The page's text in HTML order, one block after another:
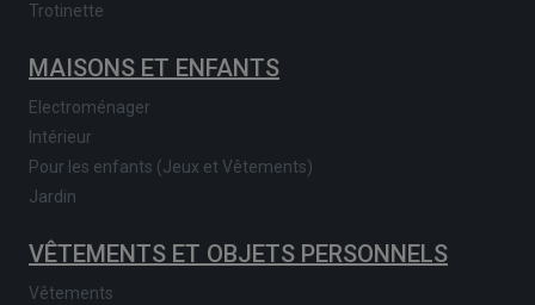
Trotinette
MAISONS ET ENFANTS
Electroménager
Intérieur
Pour les enfants (Jeux et Vêtements)
Jardin
VÊTEMENTS ET OBJETS PERSONNELS
Vêtements